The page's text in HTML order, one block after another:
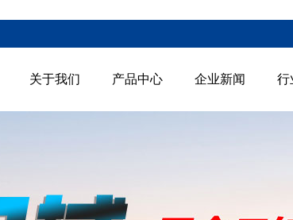
关于我们 产品中心 企业新闻 行